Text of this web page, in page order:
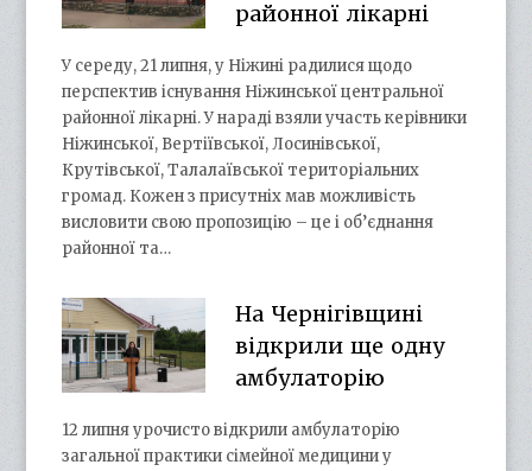
районної лікарні
У середу, 21 липня, у Ніжині радилися щодо
перспектив існування Ніжинської центральної
районної лікарні. У нараді взяли участь керівники
Ніжинської, Вертіївської, Лосинівської,
Крутівської, Талалаївської територіальних
громад. Кожен з присутніх мав можливість
висловити свою пропозицію – це і об’єднання
районної та…
На Чернігівщині
відкрили ще одну
амбулаторію
12 липня урочисто відкрили амбулаторію
загальної практики сімейної медицини у